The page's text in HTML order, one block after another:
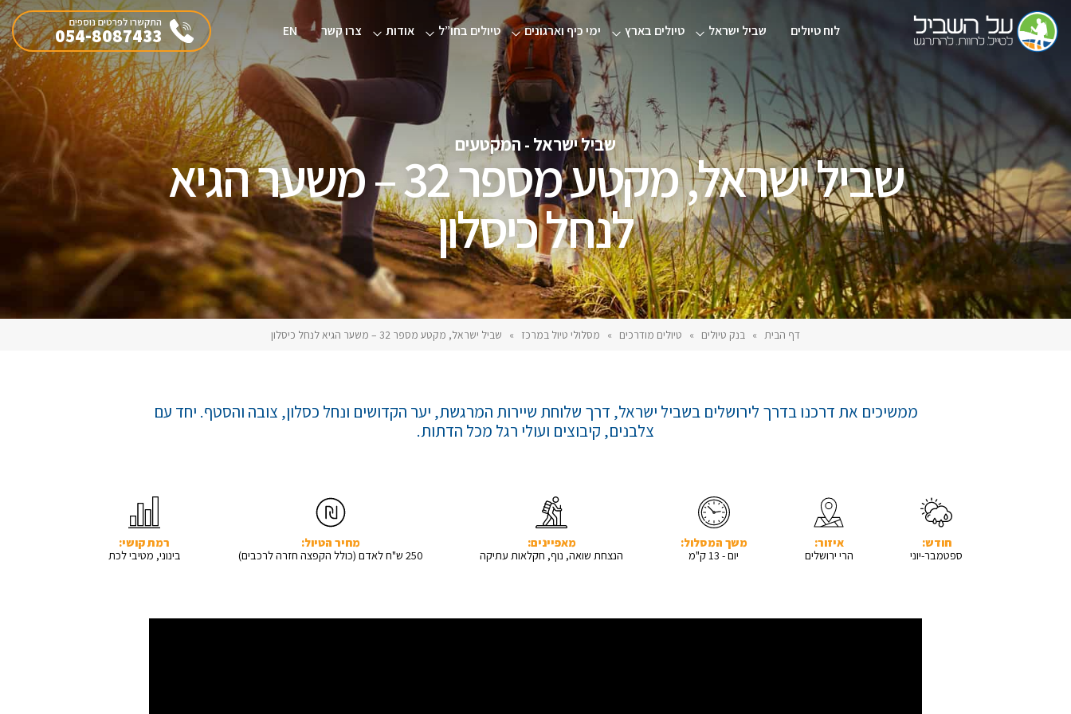
לוח טיולים שביל ישראל טיולים בארץ ימי כיף וארגונים טיולים בחו”ל אודות צרו קשר EN
התקשרו לפרטים נוספים
054-8087433
שביל ישראל - המקטעים
שביל ישראל, מקטע מספר 32 – משער הגיא
לנחל כיסלון
דף הבית » בנק טיולים » טיולים מודרכים » מסלולי טיול במרכז » שביל ישראל, מקטע מספר 32 – משער הגיא לנחל כיסלון
ממשיכים את דרכנו בדרך לירושלים בשביל ישראל, דרך שלוחת שיירות המרגשת, יער הקדושים ונחל כסלון, צובה והסטף. יחד עם
צלבנים, קיבוצים ועולי רגל מכל הדתות.
חודש:
ספטמבר-יוני
איזור:
הרי ירושלים
משך המסלול:
יום - 13 ק"מ
מאפיינים:
הנצחת שואה, נוף, חקלאות עתיקה
מחיר הטיול:
250 ש"ח לאדם (כולל הקפצה חזרה לרכבים)
רמת קושי:
בינוני, מטיבי לכת